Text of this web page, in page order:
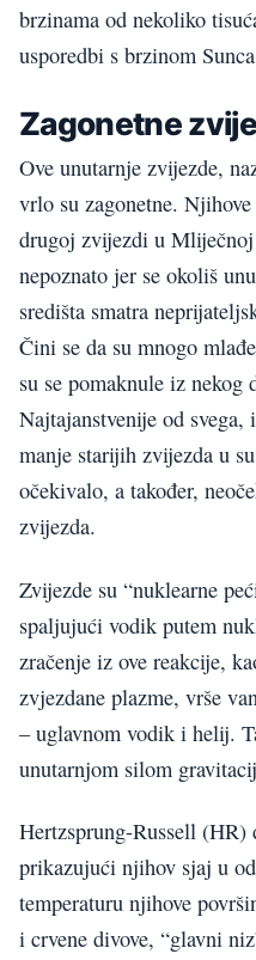
brzinama od nekoliko
usporedbi s brzinom
Zagonetne
Ove unutarnje zvijezde,
vrlo su zagonetne.
drugoj zvijezdi u
nepoznato jer se okoliš
središta smatra
Čini se da su mnogo
su se pomaknule iz nekog
Najtajanstvenije od
manje starijih zvijezda u
očekivalo, a također,
zvijezda.
Zvijezde su “nuklearne
spaljujući vodik putem
zračenje iz ove reakcije,
zvjezdane plazme, vrše
– uglavnom vodik i helij.
unutarnjom silom
Hertzsprung-Russell
prikazujući njihov sjaj u
temperaturu njihove
i crvene divove, “glavni